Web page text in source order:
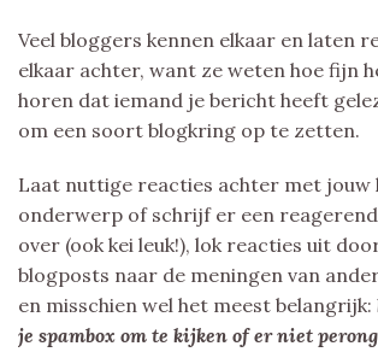
Veel bloggers kennen elkaar en laten
elkaar achter, want ze weten hoe fijn
horen dat iemand je bericht heeft
om een soort blogkring op te zetten.
Laat nuttige reacties achter met jouw
onderwerp of schrijf er een
over (ook kei leuk!), lok reacties uit
blogposts naar de meningen van
en misschien wel het meest belangrijk:
je spambox om te kijken of er niet